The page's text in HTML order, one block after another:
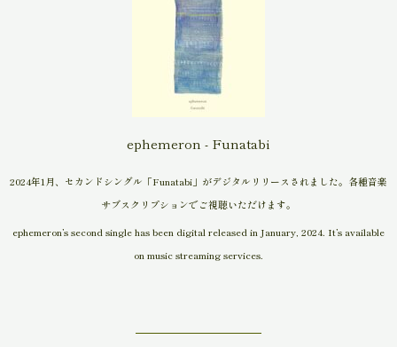
ephemeron - Funatabi
2024年1月、セカンドシングル「Funatabi」がデジタルリリースされました。各種音楽
サブスクリプションでご視聴いただけます。
ephemeron’s second single has been digital released in January, 2024. It’s available
on music streaming services.